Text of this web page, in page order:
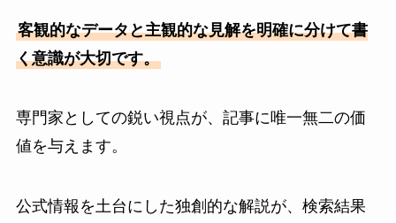
客観的なデータと主観的な見解を明確に分けて書
く意識が大切です。
専門家としての鋭い視点が、記事に唯一無二の価
値を与えます。
公式情報を土台にした独創的な解説が、検索結果